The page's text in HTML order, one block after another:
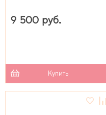
9 500 руб.
Купить